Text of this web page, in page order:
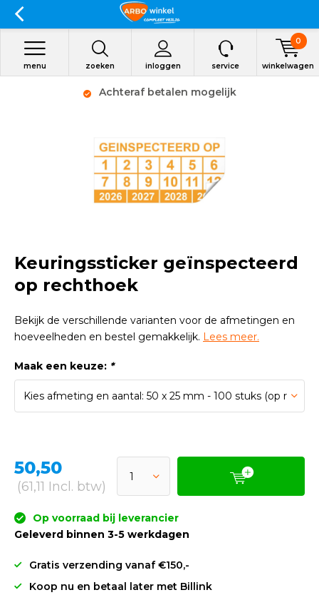
zoeken inloggen
menu service winkelwagen
0
Achteraf betalen mogelijk
Keuringssticker geïnspecteerd
op rechthoek
Bekijk de verschillende varianten voor de afmetingen en
hoeveelheden en bestel gemakkelijk. Lees meer.
Maak een keuze: *
50,50
(61,11 Incl. btw)
Op voorraad bij leverancier
Geleverd binnen 3-5 werkdagen
Gratis verzending vanaf €150,-
Koop nu en betaal later met Billink